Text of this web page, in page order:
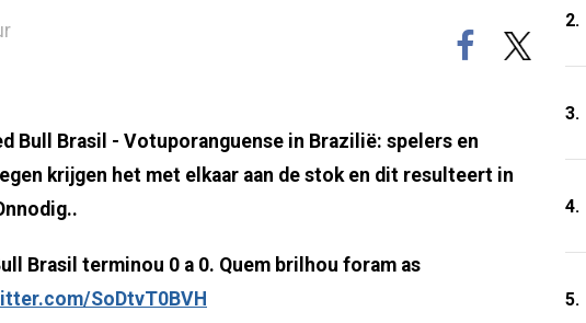
Bull Brasil - Votuporanguense in Brazilië: spelers en
krijgen het met elkaar aan de stok en dit resulteert in
Brasil terminou 0 a 0. Quem brilhou foram as
SoDtvT0BVH
2.
3.
4.
5.